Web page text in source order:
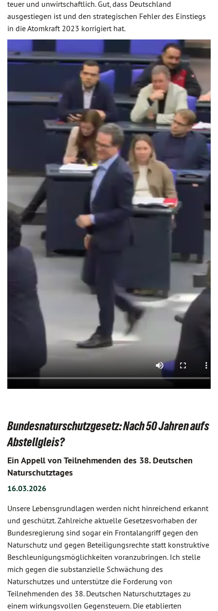
teuer und unwirtschaftlich. Gut, dass Deutschland
ausgestiegen ist und den strategischen Fehler des Einstiegs
in die Atomkraft 2023 korrigiert hat.
Bundesnaturschutzgesetz: Nach 50 Jahren aufs
Abstellgleis?
Ein Appell von Teilnehmenden des 38. Deutschen
Naturschutztages
16.03.2026
Unsere Lebensgrundlagen werden nicht hinreichend erkannt
und geschützt. Zahlreiche aktuelle Gesetzesvorhaben der
Bundesregierung sind sogar ein Frontalangriff gegen den
Naturschutz und gegen Beteiligungsrechte statt konstruktive
Beschleunigungsmöglichkeiten voranzubringen. Ich stelle
mich gegen die substanzielle Schwächung des
Naturschutzes und unterstütze die Forderung von
Teilnehmenden des 38. Deutschen Naturschutztages zu
einem wirkungsvollen Gegensteuern. Die etablierten